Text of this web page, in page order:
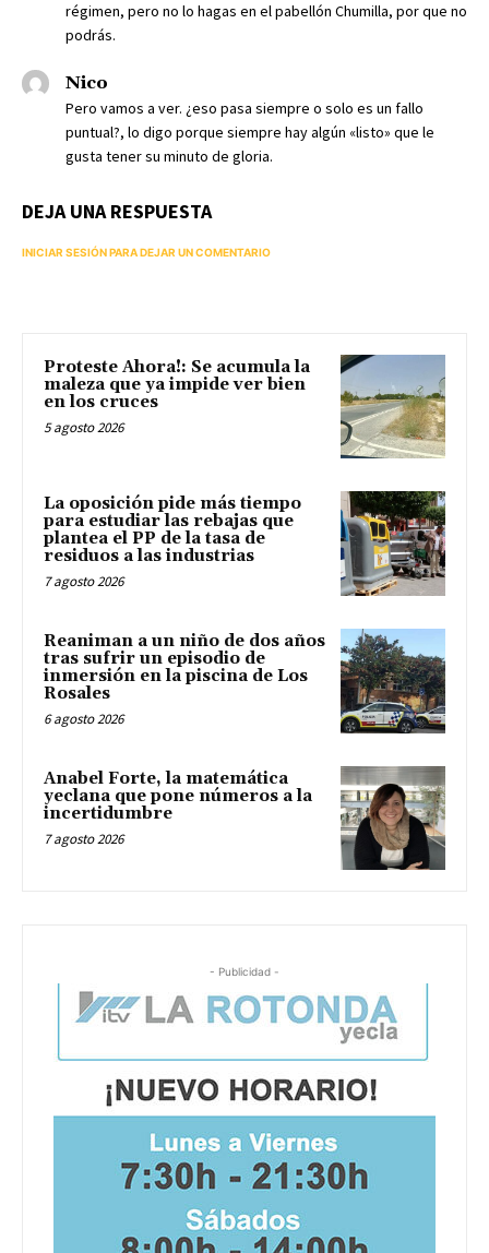
régimen, pero no lo hagas en el pabellón Chumilla, por que no
podrás.
Nico
Pero vamos a ver. ¿eso pasa siempre o solo es un fallo
puntual?, lo digo porque siempre hay algún «listo» que le
gusta tener su minuto de gloria.
DEJA UNA RESPUESTA
INICIAR SESIÓN PARA DEJAR UN COMENTARIO
Proteste Ahora!: Se acumula la
maleza que ya impide ver bien
en los cruces
5 agosto 2026
La oposición pide más tiempo
para estudiar las rebajas que
plantea el PP de la tasa de
residuos a las industrias
7 agosto 2026
Reaniman a un niño de dos años
tras sufrir un episodio de
inmersión en la piscina de Los
Rosales
6 agosto 2026
Anabel Forte, la matemática
yeclana que pone números a la
incertidumbre
7 agosto 2026
- Publicidad -